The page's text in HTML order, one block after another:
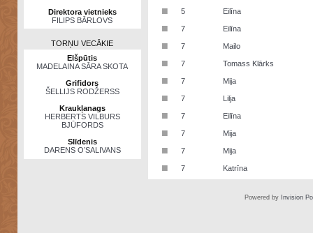
Direktora vietnieks
FILIPS BĀRLOVS
TORŅU VECĀKIE
Elšpūtis
MADELAINA SĀRA SKOTA
Grifidors
ŠELLIJS RODŽERSS
Kraukļanags
HERBERTS VILBURS
BJŪFORDS
Slīdenis
DARENS O’SALIVANS
■ 5 Eilīna
■ 7 Eilīna
■ 7 Mailo
■ 7 Tomass Klārks
■ 7 Mija
■ 7 Lilja
■ 7 Eilīna
■ 7 Mija
■ 7 Mija
■ 7 Katrīna
Powered by Invision